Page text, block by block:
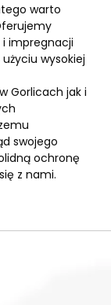
warto
i impregnacji
wysokiej
Gorlicach jak i
swojego
ochronę
z nami.